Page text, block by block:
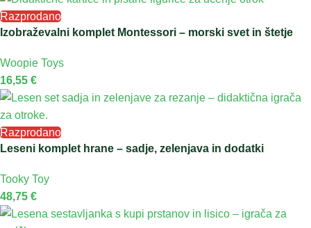
Razprodano
Izobraževalni komplet Montessori – morski svet in štetje
Woopie Toys
16,55 €
Razprodano
Leseni komplet hrane – sadje, zelenjava in dodatki
Tooky Toy
48,75 €